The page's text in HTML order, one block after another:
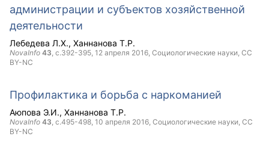
администрации и субъектов хозяйственной
деятельности
Лебедева Л.Х. Ханнанова Т.Р.
NovaInfo 43, с.392-395, 12 апреля 2016, Социологические науки, CC
BY-NC
Профилактика и борьба с наркоманией
Аюпова Э.И. Ханнанова Т.Р.
NovaInfo 43, с.495-498, 10 апреля 2016, Социологические науки, CC
BY-NC